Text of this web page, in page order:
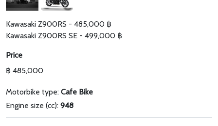
Kawasaki Z900RS - 485,000 ฿
Kawasaki Z900RS SE - 499,000 ฿
Price
฿ 485,000
Motorbike type: Cafe Bike
Engine size (cc): 948